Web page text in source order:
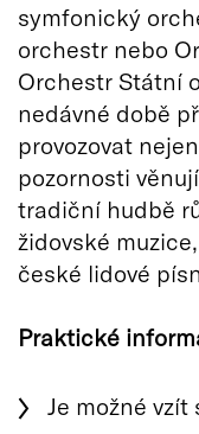
symfonický
orchestr nebo
Orchestr Státní
nedávné době
provozovat
pozornosti
tradiční hudbě
židovské
české lidové
Praktické
Je možné